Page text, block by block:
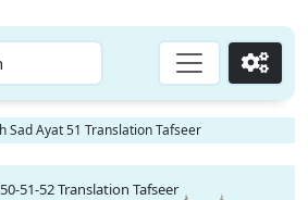
Go
Sad Ayat 51 Translation Tafseer
51-52 Translation Tafseer